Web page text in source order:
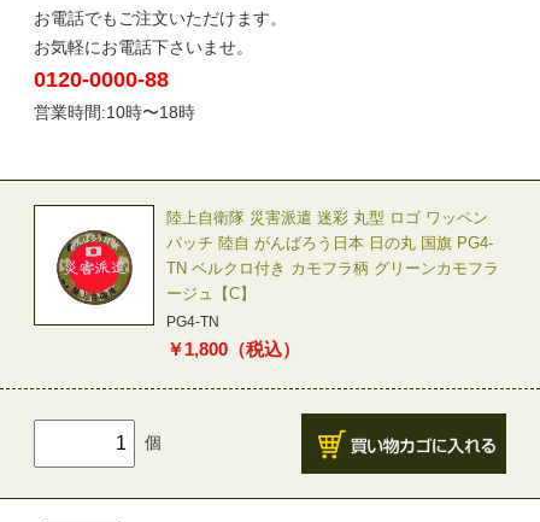
お電話でもご注文いただけます。
お気軽にお電話下さいませ。
0120-0000-88
営業時間:10時〜18時
陸上自衛隊 災害派遣 迷彩 丸型 ロゴ ワッペン
パッチ 陸自 がんばろう日本 日の丸 国旗 PG4-
TN ベルクロ付き カモフラ柄 グリーンカモフラ
ージュ【C】
PG4-TN
￥1,800 （税込）
個